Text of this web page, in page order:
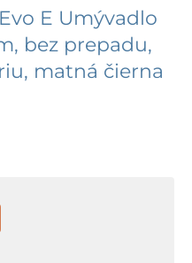
E Umývadlo
bez prepadu,
matná čierna